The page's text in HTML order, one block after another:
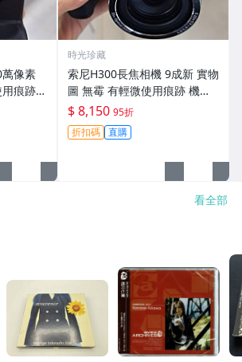
像素
痕跡
臨-34
時光珍藏
索尼H300長焦相機 9成新 實物
圖 無霉 有輕微使用痕跡 機身
鏡頭原裝 無拆修無翻新-3430
$ 8,150 95折
折扣碼 直購
看全部